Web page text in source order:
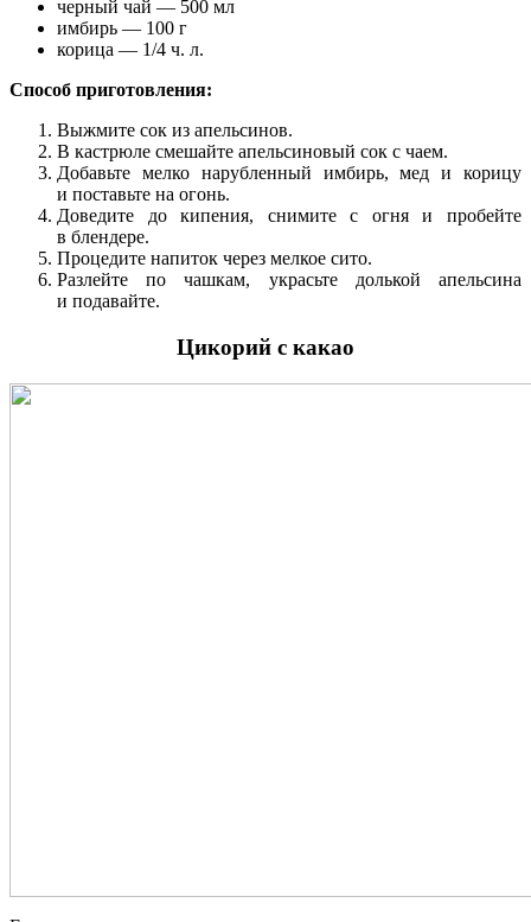
черный чай — 500 мл
имбирь — 100 г
корица — 1/4 ч. л.
Способ приготовления:
Выжмите сок из апельсинов.
В кастрюле смешайте апельсиновый сок с чаем.
Добавьте мелко нарубленный имбирь, мед и корицу
и поставьте на огонь.
Доведите до кипения, снимите с огня и пробейте
в блендере.
Процедите напиток через мелкое сито.
Разлейте по чашкам, украсьте долькой апельсина
и подавайте.
Цикорий с какао